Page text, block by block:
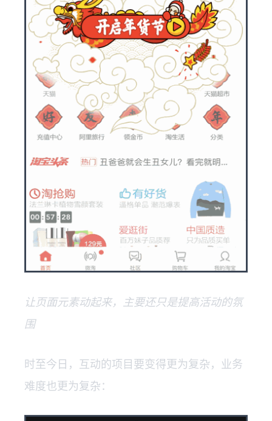
让页面元素动起来，主要还只是提高活动的氛
围
时至今日，互动的项目要变得更为复杂，业务
难度也更为复杂：